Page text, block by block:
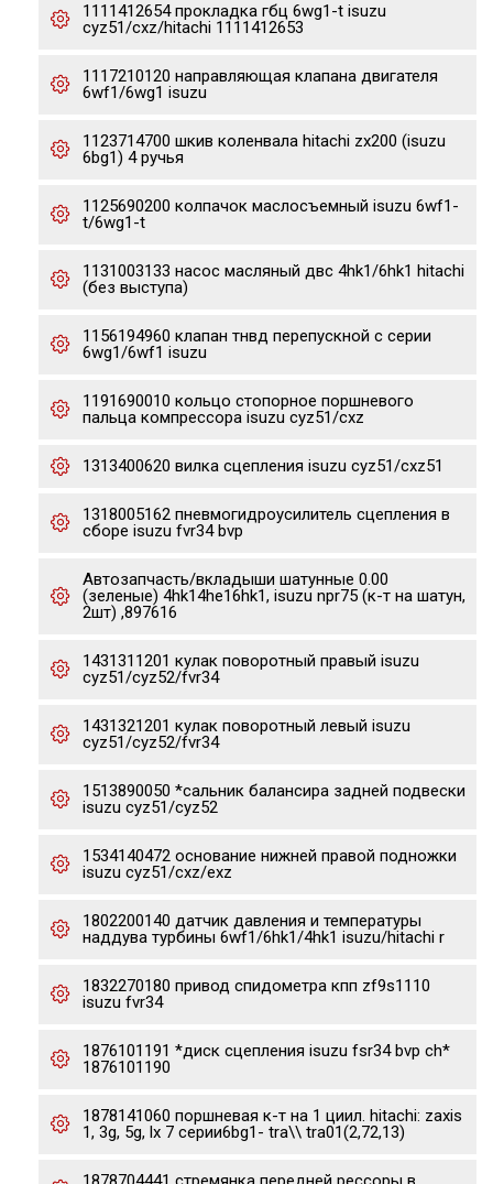
1111412654 прокладка гбц 6wg1-t isuzu
cyz51/cxz/hitachi 1111412653
1117210120 направляющая клапана двигателя
6wf1/6wg1 isuzu
1123714700 шкив коленвала hitachi zx200 (isuzu
6bg1) 4 ручья
1125690200 колпачок маслосъемный isuzu 6wf1-
t/6wg1-t
1131003133 насос масляный двс 4hk1/6hk1 hitachi
(без выступа)
1156194960 клапан тнвд перепускной с серии
6wg1/6wf1 isuzu
1191690010 кольцо стопорное поршневого
пальца компрессора isuzu cyz51/cxz
1313400620 вилка сцепления isuzu cyz51/cxz51
1318005162 пневмогидроусилитель сцепления в
сборе isuzu fvr34 bvp
Автозапчасть/вкладыши шатунные 0.00
(зеленые) 4hk14he16hk1, isuzu npr75 (к-т на шатун,
2шт) ,897616
1431311201 кулак поворотный правый isuzu
cyz51/cyz52/fvr34
1431321201 кулак поворотный левый isuzu
cyz51/cyz52/fvr34
1513890050 *сальник балансира задней подвески
isuzu cyz51/cyz52
1534140472 основание нижней правой подножки
isuzu cyz51/cxz/exz
1802200140 датчик давления и температуры
наддува турбины 6wf1/6hk1/4hk1 isuzu/hitachi r
1832270180 привод спидометра кпп zf9s1110
isuzu fvr34
1876101191 *диск сцепления isuzu fsr34 bvp ch*
1876101190
1878141060 поршневая к-т на 1 циил. hitachi: zaxis
1, 3g, 5g, lx 7 серии6bg1- tra\\ tra01(2,72,13)